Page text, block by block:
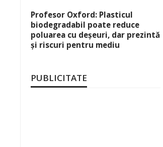
Profesor Oxford: Plasticul
biodegradabil poate reduce
poluarea cu deșeuri, dar prezintă
și riscuri pentru mediu
PUBLICITATE